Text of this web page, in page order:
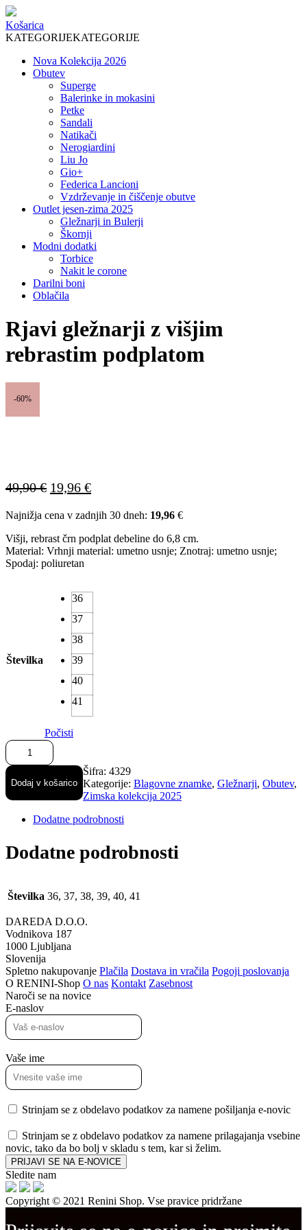
Košarica
KATEGORIJEKATEGORIJE
Nova Kolekcija 2026
Obutev
Superge
Balerinke in mokasini
Petke
Sandali
Natikači
Nerogiardini
Liu Jo
Gio+
Federica Lancioni
Vzdrževanje in čiščenje obutve
Outlet jesen-zima 2025
Gležnarji in Bulerji
Škornji
Modni dodatki
Torbice
Nakit le corone
Darilni boni
Oblačila
Rjavi gležnarji z višjim
rebrastim podplatom
-60%
49,90€ Izvirna
je
bila:
49,90 €.
19,96 €Trenutna
je:
19,96 €.
Najnižja cena v zadnjih 30 dneh: 19,96 €
Višji, rebrast črn podplat debeline do 6,8 cm.
Material: Vrhnji material: umetno usnje; Znotraj: umetno usnje;
Spodaj: poliuretan
Številka
36
37
38
39
40
41
Počisti
Rjavi
gležnarji
z
višjim
rebrastim
količina
Dodaj v košarico
Šifra: 4329
Kategorije: Blagovne znamke, Gležnarji, Obutev,
Zimska kolekcija 2025
Dodatne podrobnosti
Dodatne podrobnosti
Številka 36, 37, 38, 39, 40, 41
DAREDA D.O.O.
Vodnikova 187
1000 Ljubljana
Slovenija
Spletno nakupovanje Plačila Dostava in vračila Pogoji poslovanja
O RENINI-Shop O nas Kontakt Zasebnost
Naroči se na novice
E-naslov
Vaše ime
Strinjam se z obdelavo podatkov za namene pošiljanja e-novic
Strinjam se z obdelavo podatkov za namene prilagajanja vsebine
novic, tako da bo bolj v skladu s tem, kar si želim.
PRIJAVI SE NA E-NOVICE
Sledite nam
Copyright © 2021 Renini Shop. Vse pravice pridržane